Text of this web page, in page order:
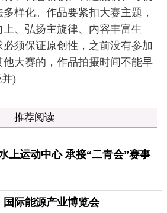
样化。作品要紧扣大赛主题，
上、弘扬主旋律、内容丰富生
须保证原创性，之前没有参加
大赛的，作品拍摄时间不能早
并)
推荐阅读
上运动中心 承接“二青会”赛事
际能源产业博览会